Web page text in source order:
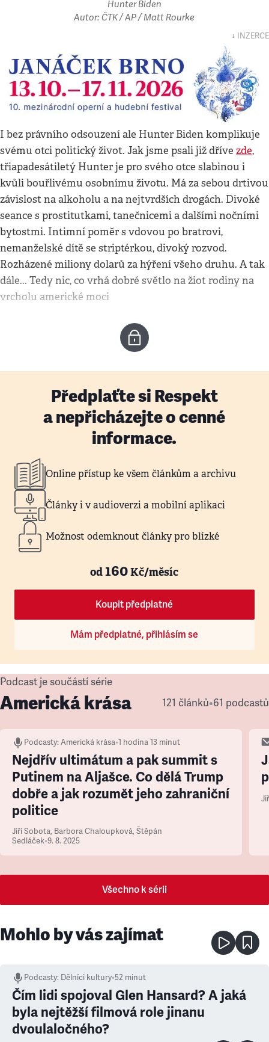
Hunter Biden
Autor: ČTK / AP / Matt Rourke
↓ INZERCE
I bez právního odsouzení ale Hunter Biden komplikuje
svému otci politický život. Jak jsme psali již dříve zde,
třiapadesátiletý Hunter je pro svého otce slabinou i
kvůli bouřlivému osobnímu životu. Má za sebou drtivou
závislost na alkoholu a na nejtvrdších drogách. Divoké
seance s prostitutkami, tanečnicemi a dalšími nočními
bytostmi. Intimní poměr s vdovou po bratrovi,
nemanželské dítě se striptérkou, divoký rozvod.
Rozházené miliony dolarů za hýření všeho druhu. A tak
dále... Tedy nic, co vrhá dobré světlo na žiot rodiny na
vrcholu americké moci
Předplaťte si Respekt
a nepřicházejte o cenné
informace.
Online přístup ke všem článkům a archivu
Články i v audioverzi a mobilní aplikaci
Možnost odemknout články pro blízké
od160Kč/měsíc
Koupit předplatné
Mám předplatné, přihlásím se
Podcast je součástí série
Americká krása 121 článků•61 podcastů
Podcasty:Americká krása•1 hodina 13 minut
Nejdřív ultimátum a pak summit s
Putinem na Aljašce. Co dělá Trump
dobře a jak rozumět jeho zahraniční
politice
Jiří Sobota, Barbora Chaloupková, Štěpán
Sedláček•9. 8. 2025
Všechno k sérii
Mohlo by vás zajímat
Podcasty: Dělníci kultury•52 minut
Čím lidi spojoval Glen Hansard? A jaká
byla nejtěžší filmová role jinanu
dvoulaločného?